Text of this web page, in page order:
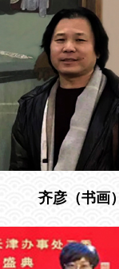
齐彦（书画